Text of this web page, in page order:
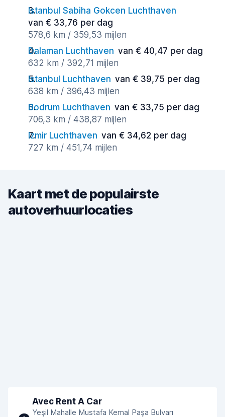
Istanbul Sabiha Gokcen Luchthaven
van € 33,76 per dag
578,6 km / 359,53 mijlen
Dalaman Luchthaven van € 40,47 per dag
632 km / 392,71 mijlen
Istanbul Luchthaven van € 39,75 per dag
638 km / 396,43 mijlen
Bodrum Luchthaven van € 33,75 per dag
706,3 km / 438,87 mijlen
Izmir Luchthaven van € 34,62 per dag
727 km / 451,74 mijlen
Kaart met de populairste
autoverhuurlocaties
Avec Rent A Car
Yeşil Mahalle Mustafa Kemal Paşa Bulvarı